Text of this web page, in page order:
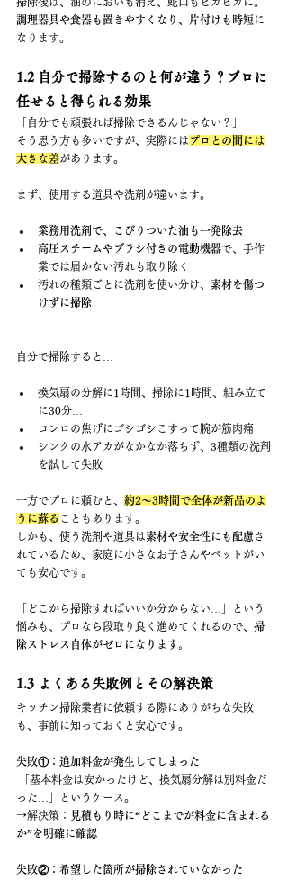
調理器具や食器も置きやすくなり、片付けも時短に
なります。
1.2 自分で掃除するのと何が違う？プロに
任せると得られる効果
「自分でも頑張れば掃除できるんじゃない？」
そう思う方も多いですが、実際には プロとの間には
大きな差があります。
まず、使用する道具や洗剤が違います。
業務用洗剤で、こびりついた油も一発除去
高圧スチームやブラシ付きの電動機器で、手作
業では届かない汚れも取り除く
汚れの種類ごとに洗剤を使い分け、 素材を傷つ
けずに掃除
自分で掃除すると…
換気扇の分解に1時間、掃除に1時間、組み立て
に30分…
コンロの焦げにゴシゴシこすって腕が筋肉痛
シンクの水アカがなかなか落ちず、3種類の洗剤
を試して失敗
一方でプロに頼むと、 約2〜3時間で全体が新品のよ
うに蘇る こともあります。
しかも、使う洗剤や道具は素材や安全性にも配慮 さ
れているため、家庭に小さなお子さんやペットがい
ても安心です。
「どこから掃除すればいいか分からない…」という
悩みも、プロなら段取り良く進めてくれるので、 掃
除ストレス自体がゼロになります。
1.3 よくある失敗例とその解決策
キッチン掃除業者に依頼する際にありがちな失敗
も、事前に知っておくと安心です。
失敗①：追加料金が発生してしまった
「基本料金は安かったけど、換気扇分解は別料金だ
った…」というケース。
→解決策： 見積もり時に“どこまでが料金に含まれる
か”を明確に確認
失敗②：希望した箇所が掃除されていなかった